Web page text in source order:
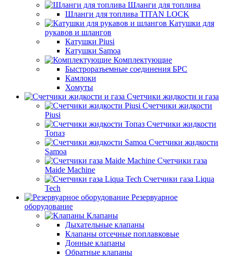
Шланги для топлива
Шланги для топлива TITAN LOCK
Катушки для
рукавов и шлангов
Катушки Piusi
Катушки Samoa
Комплектующие
Быстроразъемные соединения БРС
Камлоки
Хомуты
Счетчики жидкости и газа
Счетчики жидкости
Piusi
Счетчики жидкости
Топаз
Счетчики жидкости
Samoa
Счетчики газа
Maide Machine
Счетчики газа Liqua
Tech
Резервуарное
оборудование
Клапаны
Дыхательные клапаны
Клапаны отсечные поплавковые
Донные клапаны
Обратные клапаны